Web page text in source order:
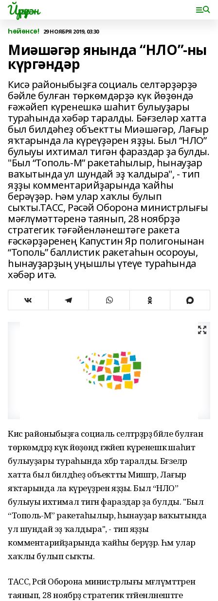
Йүрүҙән
Һөйөнсө! 29 НОЯБРЯ 2019, 03:30
Миәшәгәр янында “НЛО”-ны
күргәндәр
Кисә районыбыҙға социаль селтәрҙәрҙә
бәйле булған төркөмдәрҙә күк йөҙөндә
ғәжәйеп күренешкә шаһит булыуҙары
тураһында хәбәр таралды. Бәғзеләр хатта
был билдәһеҙ объектты Миәшәгәр, Лағыр
яҡтарында ла күреүҙәрен яҙҙы. Был “НЛО”
булыуы ихтимал тигән фараздар ҙа булды.
"Был “Тополь-М” ракетаһылыр, һынауҙар
ваҡытында ул шундай эҙ ҡалдыра", - тип
яҙҙы комментарийҙарында ҡайһы
берәүҙәр. Һәм улар хаҡлы булып
сыҡты.ТАСС, Рәсәй Оборона министрлығы
мәғлүмәттәренә таянып, 28 ноябрҙә
стратегик тәғәйенләнештәге ракета
ғәскәрҙәренең Капустин Яр полигонынан
“Тополь” баллистик ракетаһын осороуы,
һынауҙарҙың уңышлы үтеүе тураһында
хәбәр итә.
Кисә районыбыҙға социаль селтәрҙәрҙә бәйле булған
төркөмдәрҙә күк йөҙөндә ғәжәйеп күренешкә шаһит
булыуҙары тураһында хәбәр таралды. Бәғзеләр
хатта был билдәһеҙ объектты Миәшәгәр, Лағыр
яҡтарында ла күреүҙәрен яҙҙы. Был “НЛО”
булыуы ихтимал тигән фараздар ҙа булды. "Был
“Тополь-М” ракетаһылыр, һынауҙар ваҡытында
ул шундай эҙ ҡалдыра", - тип яҙҙы
комментарийҙарында ҡайһы берәүҙәр. Һәм улар
хаҡлы булып сыҡты.
ТАСС, Рәсәй Оборона министрлығы мәғлүмәттәренә
таянып, 28 ноябрҙә стратегик тәғәйенләнештәге